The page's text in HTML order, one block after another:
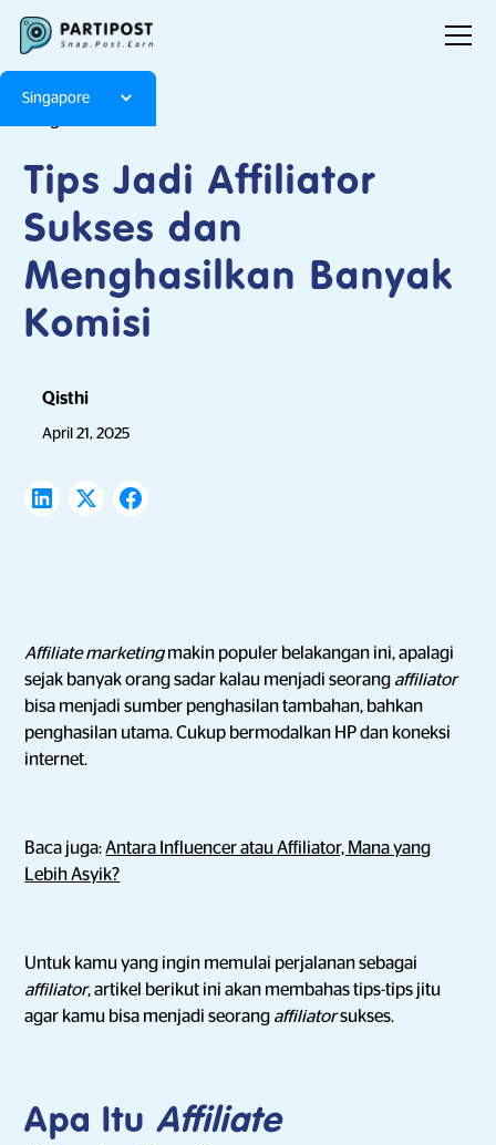
Singapore
Tips Jadi Affiliator
Sukses dan
Menghasilkan Banyak
Komisi
Qisthi
April 21, 2025
Affiliate marketingmakin populer belakangan ini, apalagi
sejak banyak orang sadar kalau menjadi seorang affiliator
bisa menjadi sumber penghasilan tambahan, bahkan
penghasilan utama. Cukup bermodalkan HP dan koneksi
internet.
Baca juga:Antara Influencer atau Affiliator, Mana yang
Lebih Asyik?
Untuk kamu yang ingin memulai perjalanan sebagai
affiliator, artikel berikut ini akan membahas tips-tips jitu
agar kamu bisa menjadi seorang affiliatorsukses.
Apa Itu Affiliate